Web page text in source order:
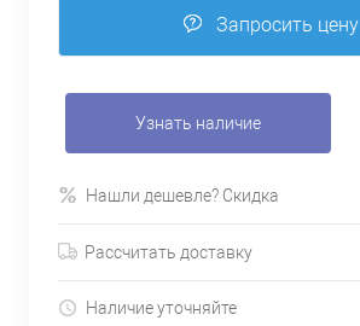
Запросить цену
Узнать наличие
Нашли дешевле? Скидка
Рассчитать доставку
Наличие уточняйте